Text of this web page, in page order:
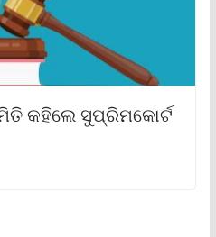
କହିଲେ ସୁପ୍ରିମକୋର୍ଟ